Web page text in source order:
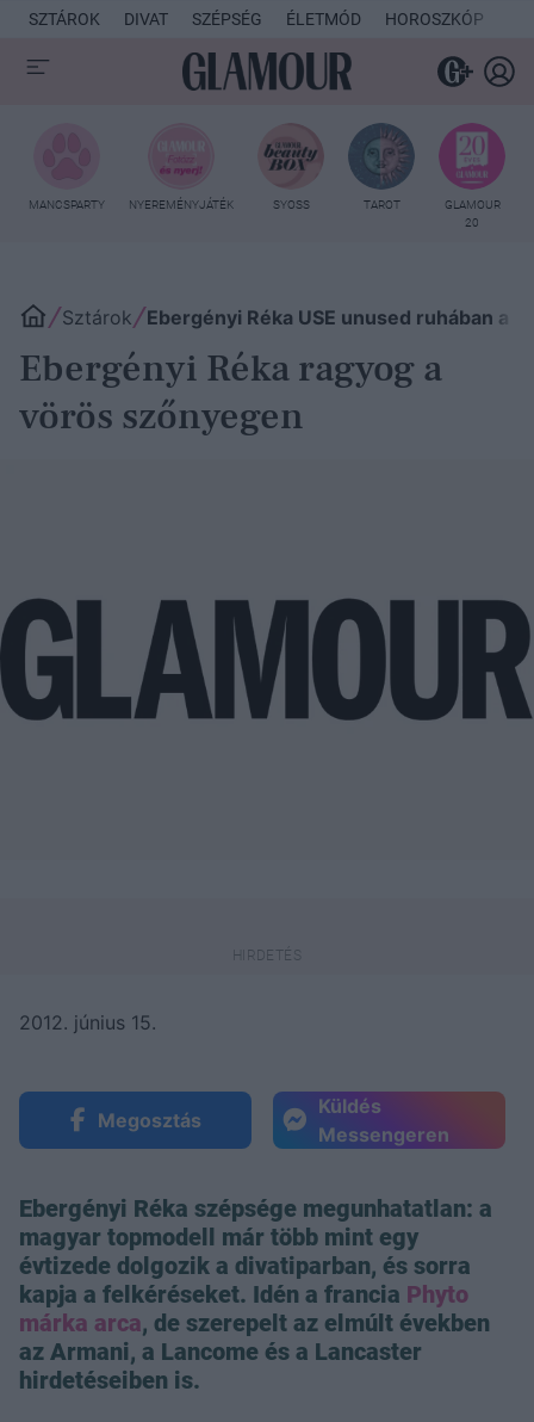
SZTÁROK DIVAT SZÉPSÉG ÉLETMÓD HOROSZKÓP
MANCSPARTY NYEREMÉNYJÁTÉK SYOSS TAROT
GLAMOUR
20
Sztárok Ebergényi Réka USE unused ruhában a
Ebergényi Réka ragyog a
vörös szőnyegen
2012. június 15.
Megosztás
Küldés
Messengeren
Ebergényi Réka szépsége megunhatatlan: a
magyar topmodell már több mint egy
évtizede dolgozik a divatiparban, és sorra
kapja a felkéréseket. Idén a francia Phyto
márka arca, de szerepelt az elmúlt években
az Armani, a Lancome és a Lancaster
hirdetéseiben is.